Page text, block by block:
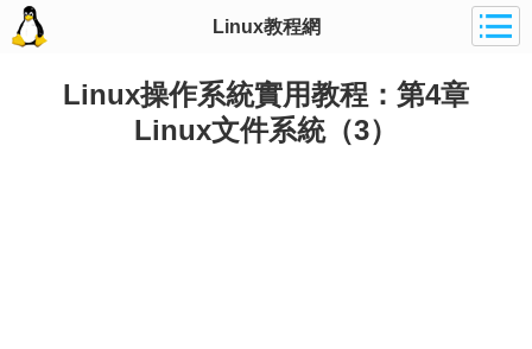
Linux教程網
Linux操作系統實用教程：第4章
Linux文件系統（3）